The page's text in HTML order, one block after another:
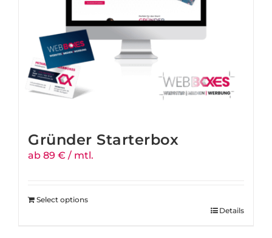
Gründer Starterbox
ab 89 € / mtl.
Select options
Details